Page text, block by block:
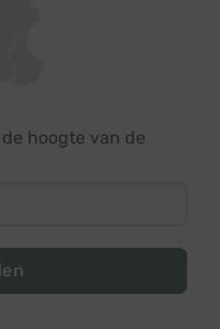
hoogte van de